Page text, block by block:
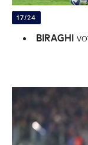
17/24
BIRAGHI